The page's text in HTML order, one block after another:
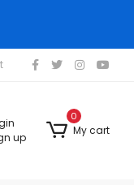
up
0
My cart